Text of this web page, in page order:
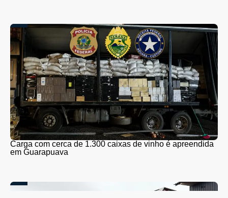
Carga com cerca de 1.300 caixas de vinho é apreendida
em Guarapuava